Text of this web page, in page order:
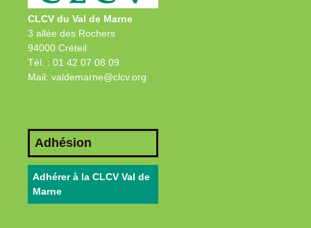
CLCV du Val de Marne
3 allée des Rochers
94000 Créteil
Tél. : 01 42 07 08 09
Mail: valdemarne@clcv.org
Adhésion
Adhérer à la CLCV Val de
Marne